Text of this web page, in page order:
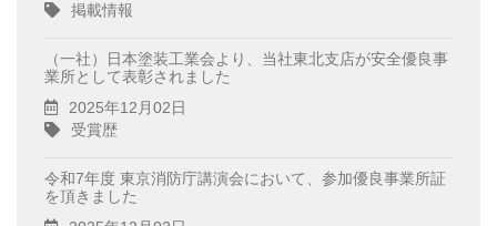
掲載情報
（一社）日本塗装工業会より、当社東北支店が安全優良事
業所として表彰されました
2025年12月02日
受賞歴
令和7年度 東京消防庁講演会において、参加優良事業所証
を頂きました